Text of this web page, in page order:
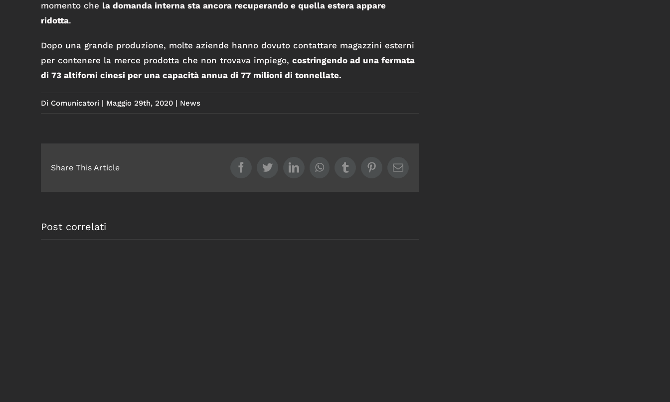
momento che la domanda interna sta ancora recuperando e quella estera appare
ridotta.
Dopo una grande produzione, molte aziende hanno dovuto contattare magazzini esterni
per contenere la merce prodotta che non trovava impiego, costringendo ad una fermata
di 73 altiforni cinesi per una capacità annua di 77 milioni di tonnellate.
Di Comunicatori | Maggio 29th, 2020 | News
Share This Article FacebookTwitterLinkedInWhatsApp
Tumblr PinterestEmail
Post correlati